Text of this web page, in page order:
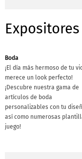
Boda
¡El día más hermoso de tu
merece un look perfecto!
¡Descubre nuestra gama de
artículos de boda
personalizables con tu
así como numerosas
juego!